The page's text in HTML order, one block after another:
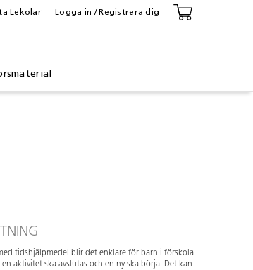
Lekolar Logga in / Registrera dig
tidshjälpmedel blir det enklare för barn i förskola
aktivitet ska avslutas och en ny ska börja. Det kan